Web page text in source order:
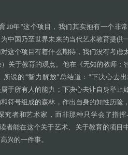
20年”这个项目 ， 我们其实抱有一个非
为中国乃至世界未来的当代艺术教育提供
这个项目有着什么期待， 我们没有考虑
关于教育的观点。 他在《无知的教师 ：
所说的 “智力解放”总结道 ：“下决心去
于所有人的能力 ； 下决心去让自身举止
符号组成的森林 ， 作出自身的知性历险
究者和艺术家 ， 而非那种只学会了指
者能在这个关于艺术、 关于教育的项目
兴的一件事。